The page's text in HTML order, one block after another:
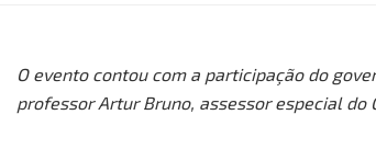
O evento contou com a participação do
professor Artur Bruno, assessor especial do